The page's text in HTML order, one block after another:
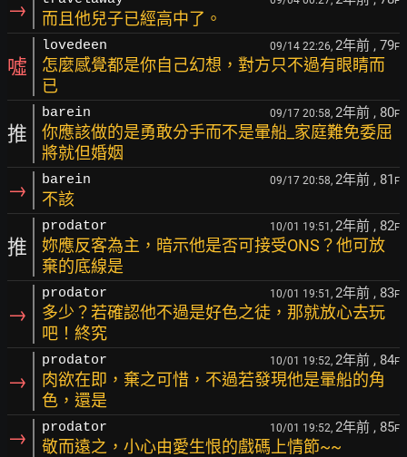
→ 而且他兒子已經高中了。
噓
lovedeen 09/14 22:26, 2年前 , 79F
怎麼感覺都是你自己幻想，對方只不過有眼睛而
已
推
barein 09/17 20:58, 2年前 , 80F
你應該做的是勇敢分手而不是暈船_家庭難免委屈
將就但婚姻
→ barein 09/17 20:58, 2年前 , 81 F
不該
推
prodator 10/01 19:51, 2年前 , 82F
妳應反客為主，暗示他是否可接受ONS？他可放
棄的底線是
→
prodator 10/01 19:51, 2年前 , 83F
多少？若確認他不過是好色之徒，那就放心去玩
吧！終究
→
prodator 10/01 19:52, 2年前 , 84F
肉欲在即，棄之可惜，不過若發現他是暈船的角
色，還是
→ prodator 10/01 19:52, 2年前 , 85F
敬而遠之，小心由愛生恨的戲碼上情節~~